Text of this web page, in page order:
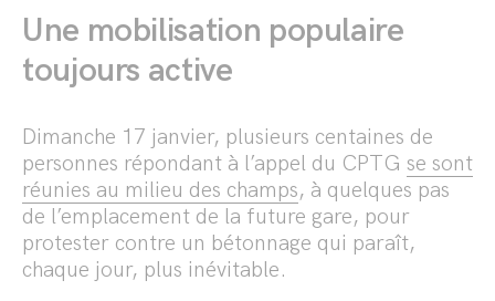
Une mobilisation populaire
toujours active
Dimanche 17 janvier, plusieurs centaines de
personnes répondant à l’appel du CPTG se sont
réunies au milieu des champs, à quelques pas
de l’emplacement de la future gare, pour
protester contre un bétonnage qui paraît,
chaque jour, plus inévitable.